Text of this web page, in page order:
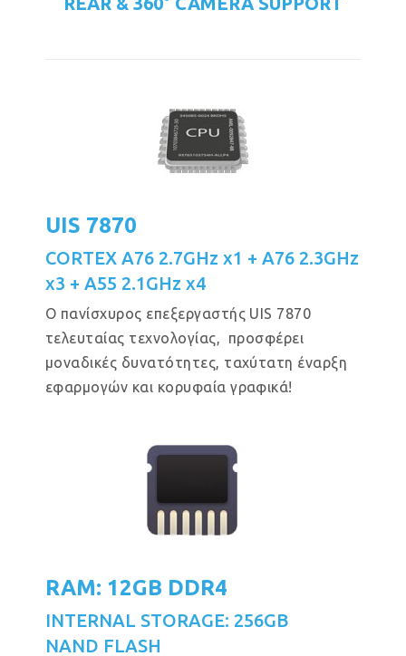
UIS 7870
CORTEX A76 2.7GHz x1 + A76 2.3GHz
x3 + A55 2.1GHz x4
Ο πανίσχυρος επεξεργαστής UIS 7870
τελευταίας τεχνολογίας, προσφέρει
μοναδικές δυνατότητες, ταχύτατη έναρξη
εφαρμογών και κορυφαία γραφικά!
RAM: 12GB DDR4
INTERNAL STORAGE: 256GB
NAND FLASH